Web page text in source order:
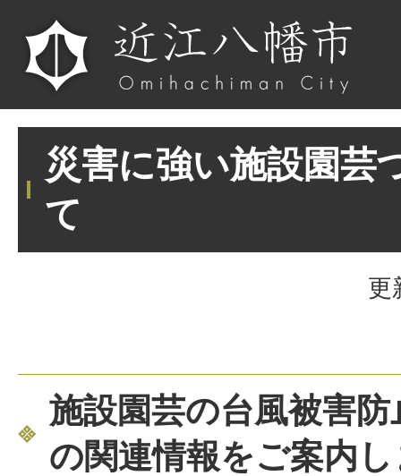
災害に強い施設園芸
て
更
施設園芸の台風被害
の関連情報をご案内